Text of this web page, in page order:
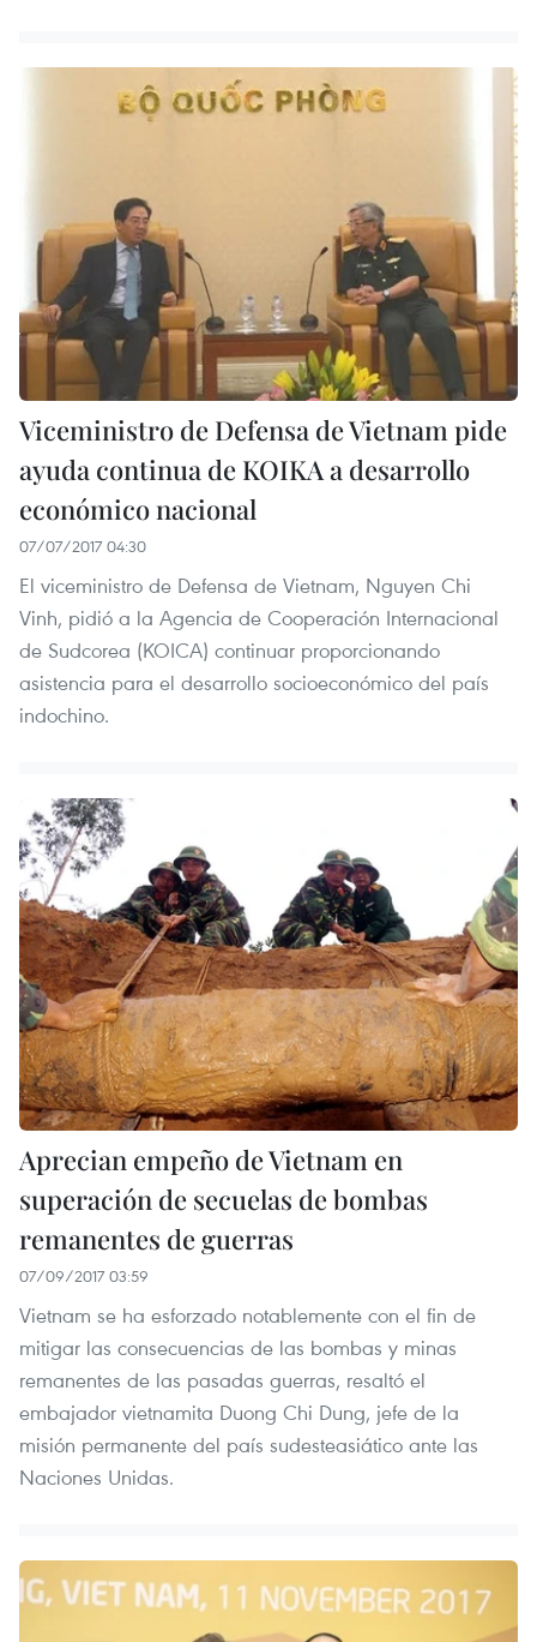
Viceministro de Defensa de Vietnam pide
ayuda continua de KOIKA a desarrollo
económico nacional
07/07/2017 04:30
El viceministro de Defensa de Vietnam, Nguyen Chi
Vinh, pidió a la Agencia de Cooperación Internacional
de Sudcorea (KOICA) continuar proporcionando
asistencia para el desarrollo socioeconómico del país
indochino.
Aprecian empeño de Vietnam en
superación de secuelas de bombas
remanentes de guerras
07/09/2017 03:59
Vietnam se ha esforzado notablemente con el fin de
mitigar las consecuencias de las bombas y minas
remanentes de las pasadas guerras, resaltó el
embajador vietnamita Duong Chi Dung, jefe de la
misión permanente del país sudesteasiático ante las
Naciones Unidas.